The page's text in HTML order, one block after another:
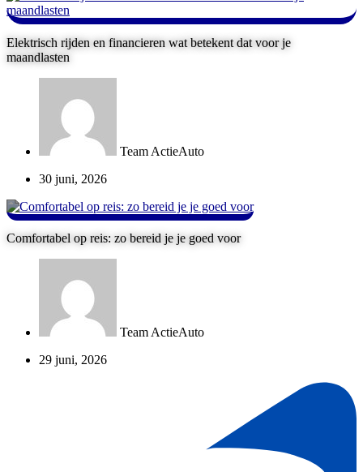
Elektrisch rijden en financieren wat betekent dat voor je
maandlasten
Team ActieAuto
30 juni, 2026
Comfortabel op reis: zo bereid je je goed voor
Team ActieAuto
29 juni, 2026